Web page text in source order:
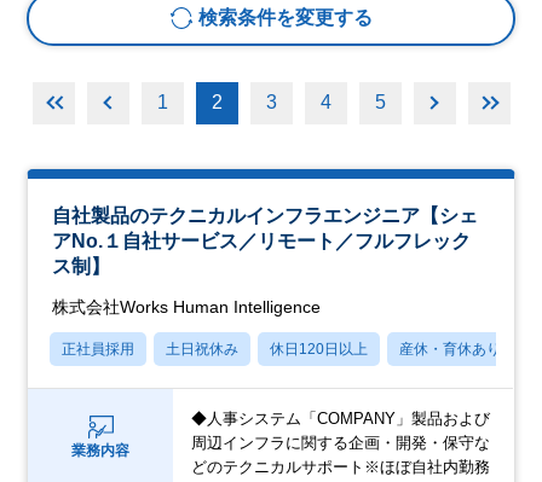
検索条件を変更する
1 2 3 4 5
自社製品のテクニカルインフラエンジニア【シェ
アNo.１自社サービス／リモート／フルフレック
ス制】
株式会社Works Human Intelligence
正社員採用 土日祝休み 休日120日以上 産休・育休あり
業務内容
◆人事システム「COMPANY」製品および
周辺インフラに関する企画・開発・保守な
どのテクニカルサポート※ほぼ自社内勤務